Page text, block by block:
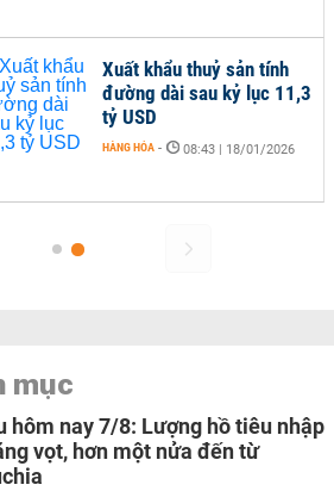
Xuất khẩu thuỷ sản tính
đường dài sau kỷ lục 11,3
tỷ USD
HÀNG HÓA - 08:43 | 18/01/2026
mục
hôm nay 7/8: Lượng hồ tiêu nhập
vọt, hơn một nửa đến từ